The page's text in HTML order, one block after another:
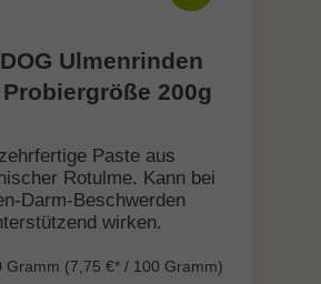
Ulmenrinden
200g
Paste aus
Rotulme. Kann bei
Darm-Beschwerden
wirken.
Gramm (7,75 €* / 100 Gramm)